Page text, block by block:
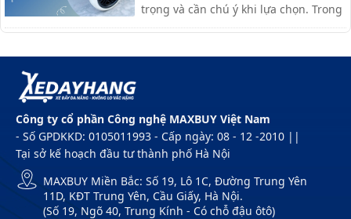
trọng và cần chú ý khi lựa chọn. Trong
một số trường hợp, bạn sẽ cần sử
dụng thêm an toàn.
Công ty cổ phần Công nghệ MAXBUY Việt Nam
- Số GPDKKD: 0105011993 - Cấp ngày: 08 - 12 -2010 ||
Tại sở kế hoạch đầu tư thành phố Hà Nội
MAXBUY Miền Bắc: Số 19, Lô 1C, Đường Trung Yên
11D, KĐT Trung Yên, Cầu Giấy, Hà Nội.
(Số 19, Ngõ 40, Trung Kính - Có chỗ đậu ôtô)